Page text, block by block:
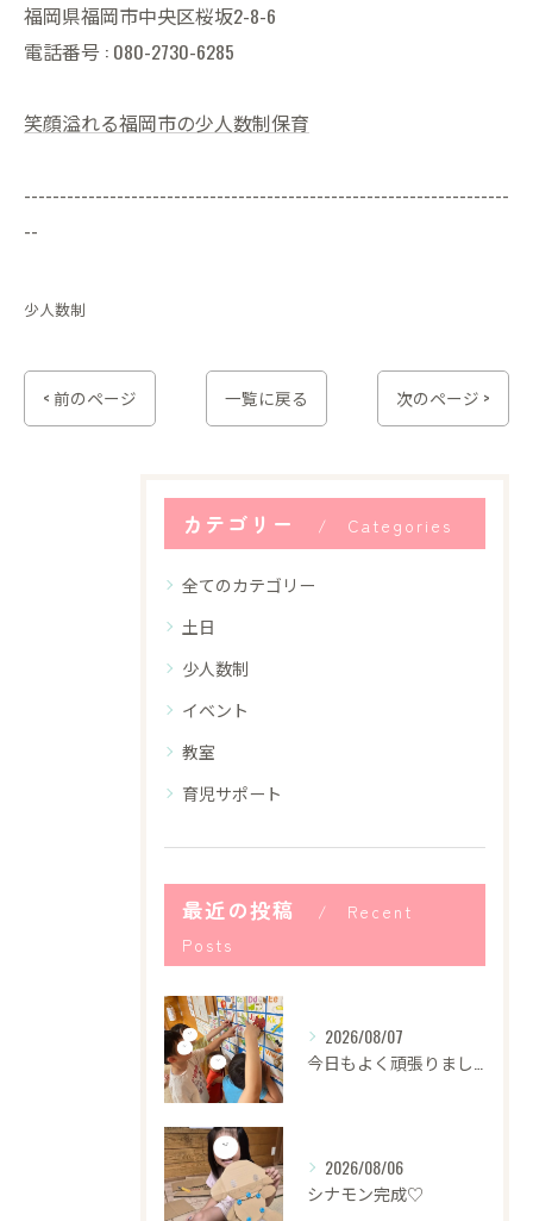
福岡県福岡市中央区桜坂2-8-6
電話番号 : 080-2730-6285
笑顔溢れる福岡市の少人数制保育
--------------------------------------------------------------------
--
少人数制
< 前のページ 一覧に戻る 次のページ >
カテゴリー Categories
全てのカテゴリー
土日
少人数制
イベント
教室
育児サポート
最近の投稿
Recent
Posts
2026/08/07
2026/08/06
シナモン完成♡